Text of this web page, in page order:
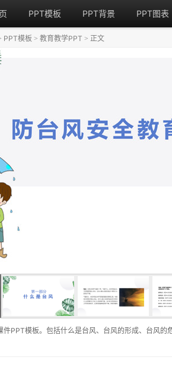
PPT模板 PPT背景 PPT图表
件PPT模板。包括什么是台风、台风的形成、台风
PPT模板 > 教育教学PPT > 正文